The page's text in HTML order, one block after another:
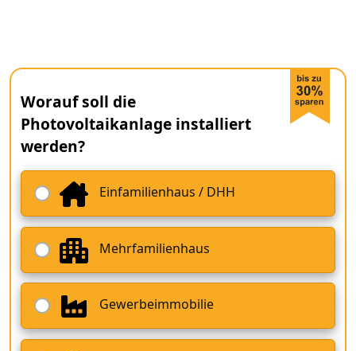
Worauf soll die
Photovoltaikanlage installiert
werden?
Einfamilienhaus / DHH
Mehrfamilienhaus
Gewerbeimmobilie